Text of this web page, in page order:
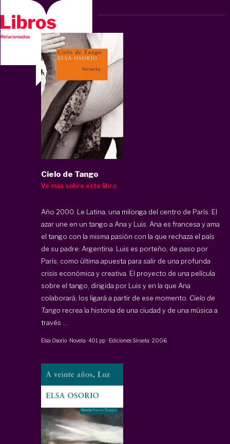
Cielo de Tango
Ve más sobre este libro
Año 2000. Le Latina, una milonga del centro de París. El
azar une en un tango a Ana y Luis. Ana es francesa y ama
el tango con la misma pasión con la que rechaza el país
de su padre: Argentina. Luis es porteño, de paso por
París, como última apuesta para salir de una profunda
crisis económica y creativa. El proyecto de una película
sobre el tango, dirigida por Luis y en la que Ana
colaborará, los ligará a partir de ese momento. Cielo de
Tango recrea la historia de una ciudad y de una música a
través ...
Elsa Osorio· Novela ·401 pp · Ediciones Siruela ·2006